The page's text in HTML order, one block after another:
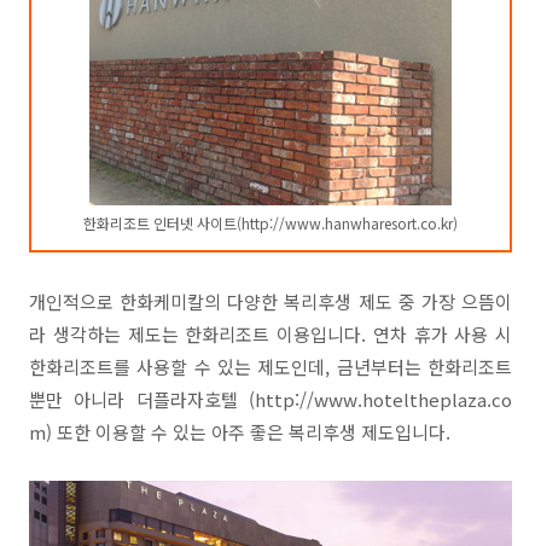
한화리조트 인터넷 사이트(http://www.hanwharesort.co.kr)
개인적으로 한화케미칼의 다양한 복리후생 제도 중 가장 으뜸이
라 생각하는 제도는 한화리조트 이용입니다. 연차 휴가 사용 시
한화리조트를 사용할 수 있는 제도인데, 금년부터는 한화리조트
뿐만 아니라 더플라자호텔 (http://www.hoteltheplaza.co
m) 또한 이용할 수 있는 아주 좋은 복리후생 제도입니다.